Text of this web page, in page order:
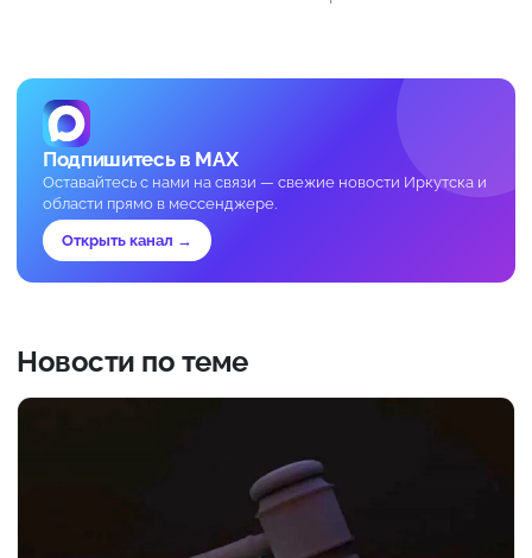
Подпишитесь в MAX
Оставайтесь с нами на связи — свежие новости Иркутска и
области прямо в мессенджере.
Открыть канал →
Новости по теме